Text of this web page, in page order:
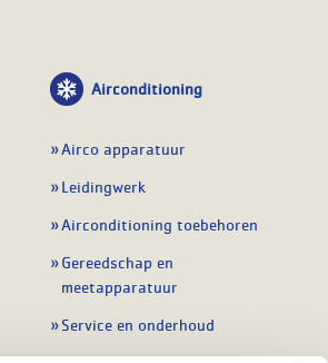
Airconditioning
Airco apparatuur
Leidingwerk
Airconditioning toebehoren
Gereedschap en
meetapparatuur
Service en onderhoud